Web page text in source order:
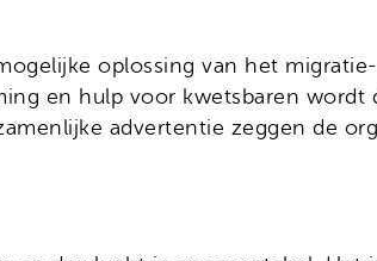
oplossing van het
en hulp voor kwetsbaren
advertentie zeggen de